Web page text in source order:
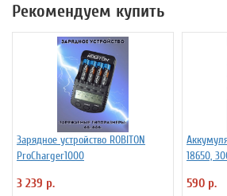
Рекомендуем купить
Зарядное устройство ROBITON
ProCharger1000
3 239 р.
18650,
590 р.